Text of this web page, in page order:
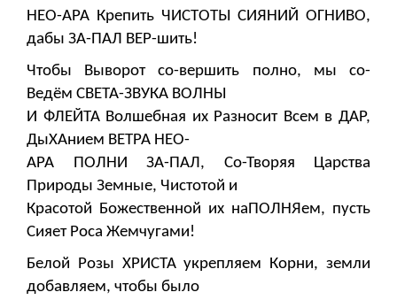
НЕО-АРА Крепить ЧИСТОТЫ СИЯНИЙ ОГНИВО,
дабы ЗА-ПАЛ ВЕР-шить!
Чтобы Выворот со-вершить полно, мы со-
Ведём СВЕТА-ЗВУКА ВОЛНЫ
И ФЛЕЙТА Волшебная их Разносит Всем в ДАР,
ДыХАнием ВЕТРА НЕО-
АРА ПОЛНИ ЗА-ПАЛ, Со-Творяя Царства
Природы Земные, Чистотой и
Красотой Божественной их наПОЛНЯем, пусть
Сияет Роса Жемчугами!
Белой Розы ХРИСТА укрепляем Корни, земли
добавляем, чтобы было